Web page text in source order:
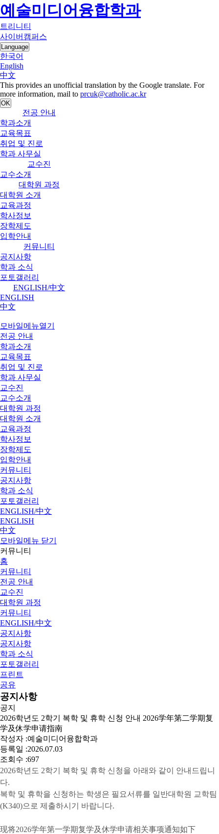
예술미디어융합학과
트리니티
사이버캠퍼스
Language
한국어
English
中文
This provides an unofficial translation by the Google translate. For
more information, mail to prcuk@catholic.ac.kr
OK
전공 안내
학과소개
교육목표
취업 및 진로
학과 사무실
교수진
교수소개
대학원 과정
대학원 소개
교육과정
학사정보
장학제도
입학안내
커뮤니티
공지사항
학과 소식
포토갤러리
ENGLISH/中文
ENGLISH
中文
모바일메뉴열기
전공 안내
학과소개
교육목표
취업 및 진로
학과 사무실
교수진
교수소개
대학원 과정
대학원 소개
교육과정
학사정보
장학제도
입학안내
커뮤니티
공지사항
학과 소식
포토갤러리
ENGLISH/中文
ENGLISH
中文
모바일메뉴 닫기
커뮤니티
홈
커뮤니티
전공 안내
교수진
대학원 과정
커뮤니티
ENGLISH/中文
공지사항
공지사항
학과 소식
포토갤러리
프린트
공유
공지사항
공지
2026학년도 2학기 복학 및 휴학 신청 안내 2026学年第二学期复
学及休学申请指南
작성자 :예술미디어융합학과
등록일 :2026.07.03
조회수 :697
2026학년도 2학기 복학 및 휴학 신청을 아래와 같이 안내드립니
다.
복학 및 휴학을 신청하는 학생은 필요서류를 일반대학원 교학팀
(K340)으로 제출하시기 바랍니다.
现将2026学年第一学期复学及休学申请相关事项通知如下